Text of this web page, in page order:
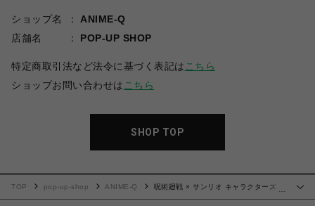
ショップ名
ANIME-Q
店舗名
POP-UP SHOP
特定商取引法など法令に基づく表記は こちら
ショップお問い合わせは こちら
SHOP TOP
TOP pop-up-shop ANIME-Q
呪術廻戦 × サンリオ キャラクターズ |